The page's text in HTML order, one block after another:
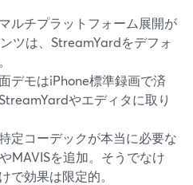
ルチプラットフォーム展開が
ツは、StreamYardをデフォ
デモはiPhone標準録画で済
やエディタに取り
定コーデックが本当に必要な
MAVISを追加。そうでなけ
で効果は限定的。